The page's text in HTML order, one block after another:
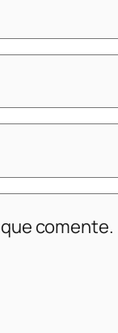
comente.